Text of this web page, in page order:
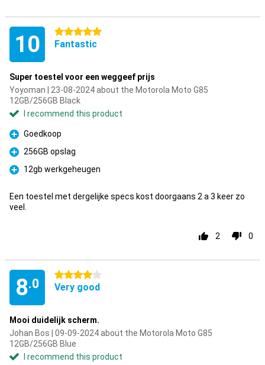
10 5 stars
Fantastic
Super toestel voor een weggeef prijs
Yoyoman | 23-08-2024 about the Motorola Moto G85
12GB/256GB Black
I recommend this product
Pro
Goedkoop
Pro
256GB opslag
Pro
12gb werkgeheugen
Een toestel met dergelijke specs kost doorgaans 2 a 3 keer zo
veel.
2 0
8.0
4 stars
Very good
Mooi duidelijk scherm.
Johan Bos | 09-09-2024 about the Motorola Moto G85
12GB/256GB Blue
I recommend this product